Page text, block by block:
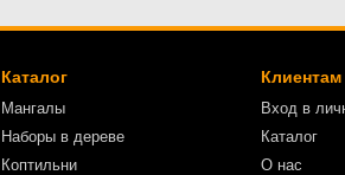
Каталог
Мангалы
Наборы в дереве
Коптильни
Клиентам
Вход в
Каталог
О нас